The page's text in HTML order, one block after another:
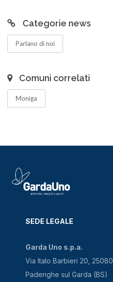
Categorie news
Parlano di noi
Comuni correlati
Moniga
SEDE LEGALE
Garda Uno s.p.a.
Via Italo Barbieri 20, 25080
Padenghe sul Garda (BS)